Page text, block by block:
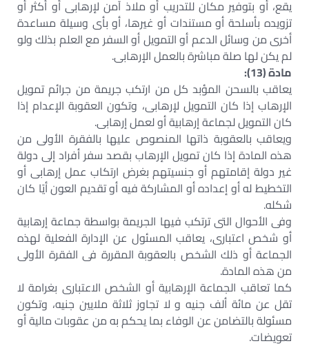
يقع، أو بتوفير مكان للتدريب أو ملاذ آمن لإرهابى أو أكثر أو
تزويده بأسلحة أو مستندات أو غيرها، أو بأى وسيلة مساعدة
أخرى من وسائل الدعم أو التمويل أو السفر مع العلم بذلك ولو
لم يكن لها صلة مباشرة بالعمل الإرهابى.
مادة (13):
يعاقب بالسحن المؤبد كل من ارتكب جريمة من جرائم تمويل
الإرهاب إذا كان التمويل لإرهابى، وتكون العقوبة الإعدام إذا
كان التمويل لجماعة إرهابية أو لعمل إرهابى.
ويعاقب بالعقوبة ذاتها المنصوص عليها بالفقرة الأولى من
هذه المادة إذا كان تمويل الإرهاب بقصد سفر أفراد إلى دولة
غير دولة إقامتهم أو جنسيتهم بغرض ارتكاب عمل إرهابى أو
التخطيط له أو إعداده أو المشاركة فيه أو تقديم العون أيًا كان
شكله.
وفى الأحوال التى ترتكب فيها الجريمة بواسطة جماعة إرهابية
أو شخص اعتبارى، يعاقب المسئول عن الإدارة الفعلية لهذه
الجماعة أو ذلك الشخص بالعقوبة المقررة فى الفقرة الأولى
من هذه المادة.
كما تعاقب الجماعة الإرهابية أو الشخص الاعتبارى بغرامة لا
تقل عن مائة ألف جنيه و لا تجاوز ثلاثة ملايين جنيه، وتكون
مسئولة بالتضامن عن الوفاء بما يحكم به من عقوبات مالية أو
تعويضات.